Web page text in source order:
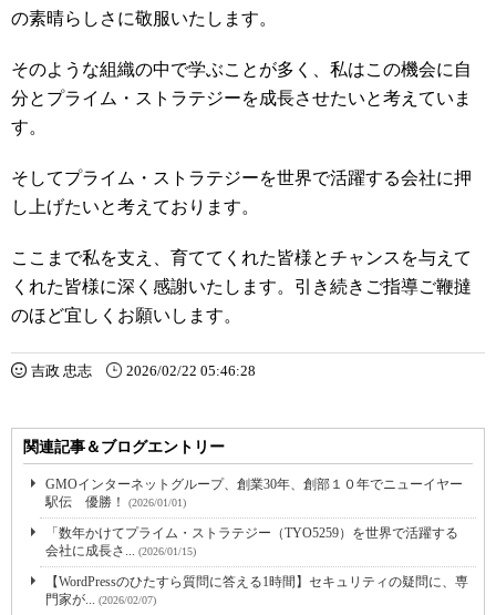
の素晴らしさに敬服いたします。
そのような組織の中で学ぶことが多く、私はこの機会に自
分とプライム・ストラテジーを成長させたいと考えていま
す。
そしてプライム・ストラテジーを世界で活躍する会社に押
し上げたいと考えております。
ここまで私を支え、育ててくれた皆様とチャンスを与えて
くれた皆様に深く感謝いたします。引き続きご指導ご鞭撻
のほど宜しくお願いします。
吉政 忠志 2026/02/22 05:46:28
関連記事＆ブログエントリー
GMOインターネットグループ、創業30年、創部１０年でニューイヤー
駅伝 優勝！
(2026/01/01)
「数年かけてプライム・ストラテジー（TYO5259）を世界で活躍する
会社に成長さ... (2026/01/15)
【WordPressのひたすら質問に答える1時間】セキュリティの疑問に、専
門家が... (2026/02/07)